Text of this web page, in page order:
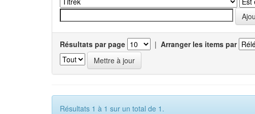
Résultats par page | Arranger les items par
Résultats 1 à 1 sur un total de 1.